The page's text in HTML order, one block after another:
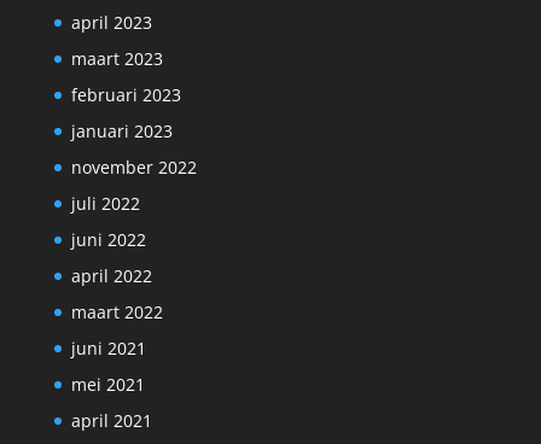
april 2023
maart 2023
februari 2023
januari 2023
november 2022
juli 2022
juni 2022
april 2022
maart 2022
juni 2021
mei 2021
april 2021